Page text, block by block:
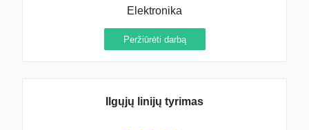
Elektronika
Peržiūrėti darbą
Ilgųjų linijų tyrimas